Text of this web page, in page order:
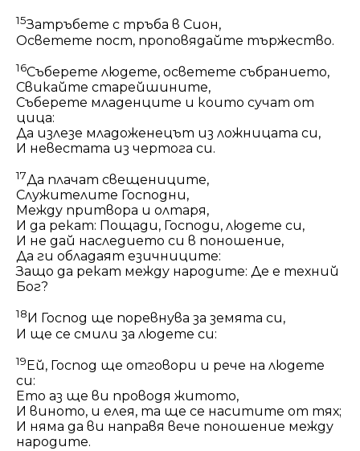
15Затръбете с тръба в Сион,
Осветете пост, проповядайте тържество.
16Съберете людете, осветете събранието,
Свикайте старейшините,
Съберете младенците и които сучат от
цица:
Да излезе младоженецът из ложницата си,
И невестата из чертога си.
17Да плачат свещениците,
Служителите Господни,
Между притвора и олтаря,
И да рекат: Пощади, Господи, людете си,
И не дай наследието си в поношение,
Да ги обладаят езичниците:
Защо да рекат между народите: Де е техний
Бог?
18 И Господ ще поревнува за земята си,
И ще се смили за людете си:
19Ей, Господ ще отговори и рече на людете
си:
Ето аз ще ви проводя житото,
И виното, и елея, та ще се наситите от тях;
И няма да ви направя вече поношение между
народите.